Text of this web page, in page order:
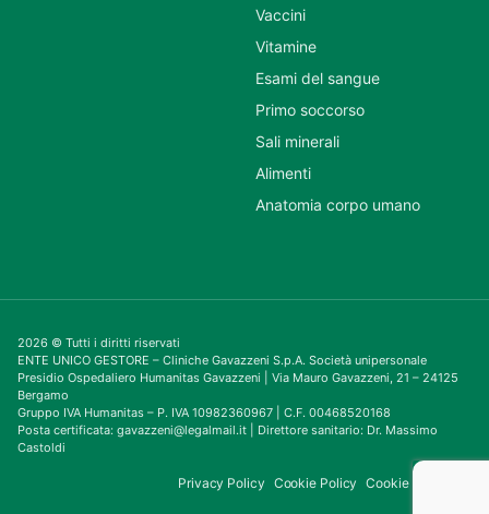
Vaccini
Vitamine
Esami del sangue
Primo soccorso
Sali minerali
Alimenti
Anatomia corpo umano
2026 © Tutti i diritti riservati
ENTE UNICO GESTORE – Cliniche Gavazzeni S.p.A. Società unipersonale
Presidio Ospedaliero Humanitas Gavazzeni | Via Mauro Gavazzeni, 21 – 24125
Bergamo
Gruppo IVA Humanitas – P. IVA 10982360967 | C.F. 00468520168
Posta certificata: gavazzeni@legalmail.it | Direttore sanitario: Dr. Massimo
Castoldi
Privacy Policy Cookie Policy Cookie Consent